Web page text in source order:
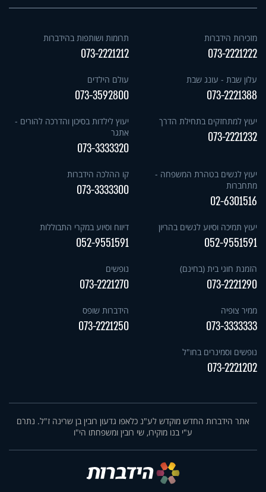
מזכירות הידברות
073-2221222
תרומות ושותפות בהידברות
073-2221212
עלון שבת - עונג שבת
073-2221388
עולם הילדים
073-3592800
יעוץ למתחזקים בתחילת הדרך
073-2221232
יעוץ לילדות בסיכון והדרכה להורים -
אתגר
073-3333320
יעוץ לנשים בטהרת המשפחה -
מתחברות
02-6301516
קו ההלכה הידברות
073-3333300
יעוץ תמיכה וסיוע לנשים בהריון
052-9551591
דיווח וסיוע במקרי התבוללות
052-9551591
הזמנת חוגי בית (בחינם)
073-2221290
נופשים
073-2221270
ממיר צופיה
073-3333333
הידברות שופס
073-2221250
נופשים וסמינרים בחו"ל
073-2221202
אתר הידברות החדש מוקדש לע"נ כלאפו גדעון רובין בן שרינה ז"ל. נתרם
ע"י בנו מוקירו, שי רובין ומשפחתו הי"ו